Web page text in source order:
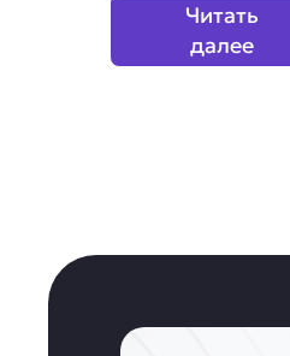
Читать
далее